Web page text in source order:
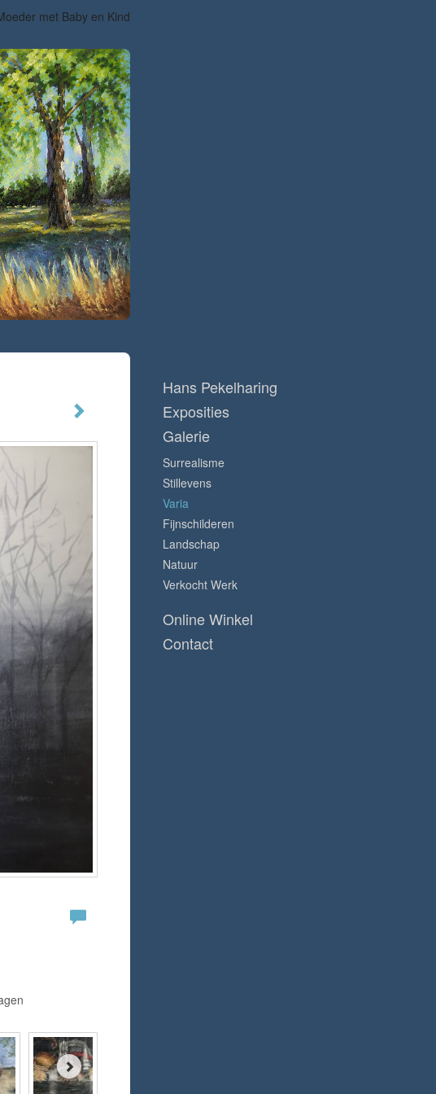
met Baby en Kind
Hans Pekelharing
Exposities
Galerie
Surrealisme
Stillevens
Varia
Fijnschilderen
Landschap
Natuur
Verkocht Werk
Online Winkel
Contact